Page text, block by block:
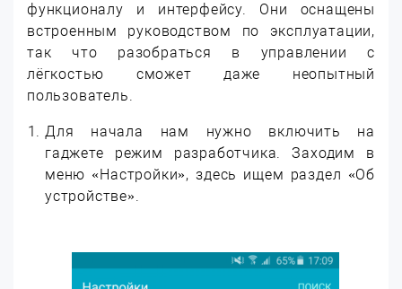
функционалу и интерфейсу. Они оснащены
встроенным руководством по эксплуатации,
так что разобраться в управлении с
лёгкостью сможет даже неопытный
пользователь.
Для начала нам нужно включить на
гаджете режим разработчика. Заходим в
меню «Настройки», здесь ищем раздел «Об
устройстве».